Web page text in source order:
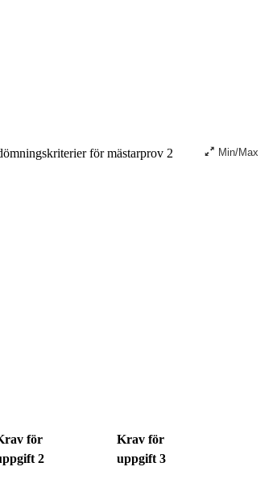
för mästarprov 2 Min/Max
för
2
Krav för
uppgift 3